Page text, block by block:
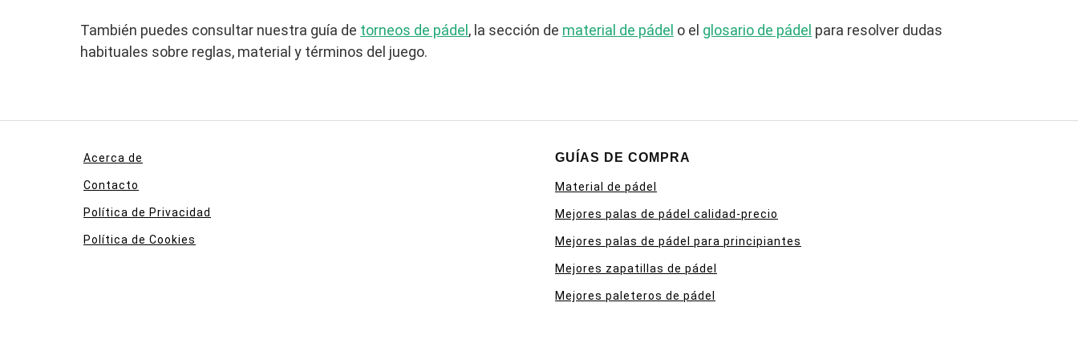
También puedes consultar nuestra guía de torneos de pádel, la sección de material de pádel o el glosario de pádel para resolver dudas
habituales sobre reglas, material y términos del juego.
Acerca de
Contacto
Política de Privacidad
Política de Cookies
GUÍAS DE COMPRA
Material de pádel
Mejores palas de pádel calidad-precio
Mejores palas de pádel para principiantes
Mejores zapatillas de pádel
Mejores paleteros de pádel